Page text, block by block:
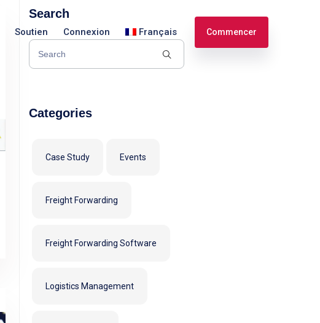
Soutien Connexion Français Commencer
Search
Categories
Case Study Events
Freight Forwarding
Freight Forwarding Software
Logistics Management